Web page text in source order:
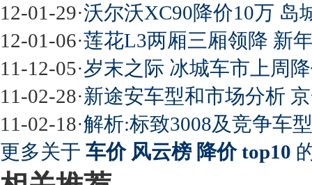
12-01-29·沃尔沃XC90降价10万 岛
12-01-06·莲花L3两厢三厢领降 新
11-12-05·岁末之际 冰城车市上周
11-02-28·新途安车型和市场分析
11-02-18·解析:标致3008及竞争车
更多关于 车价 风云榜 降价 top10